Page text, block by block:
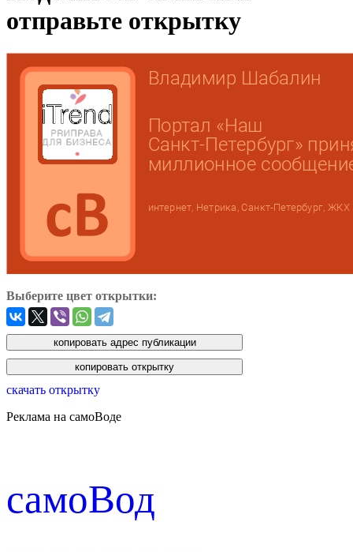
отправьте открытку
Выберите цвет открытки:
скачать открытку
Реклама на самоВоде
cамоВод